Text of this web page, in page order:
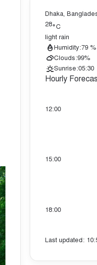
Dhaka,
28°C
light rain
Humidity:79 %
Clouds:99%
Sunrise:05:30
Hourly
12:00
15:00
18:00
Last updated: